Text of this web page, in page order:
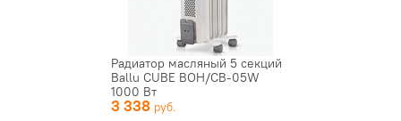
Радиатор масляный 5 секций
Ballu CUBE BOH/CB-05W
1000 Вт
3 338